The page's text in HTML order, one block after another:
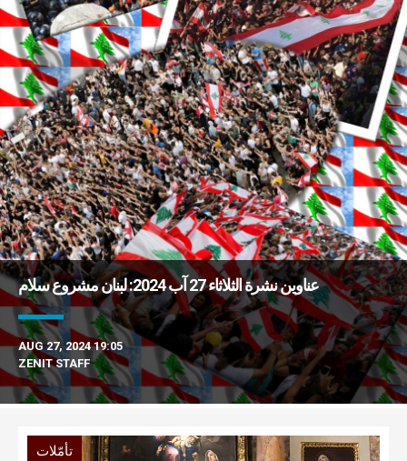
عناوين نشرة الثلاثاء 27 آب 2024: لبنان مشروع سلام
AUG 27, 2024 19:05
ZENIT STAFF
تأمّلات